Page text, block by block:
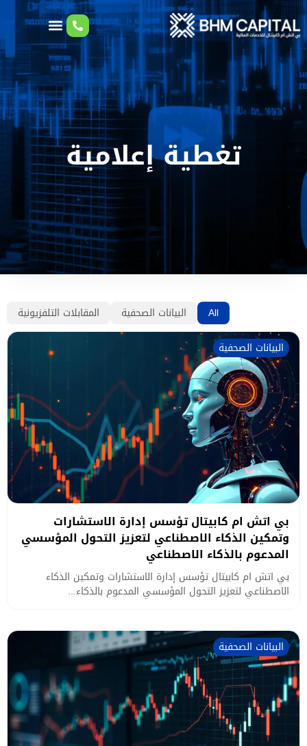
تغطية إعلامية
All البيانات الصحفية
المقابلات التلفزيونية
البيانات الصحفية
بي اتش ام كابيتال تؤسس إدارة الاستشارات
وتمكين الذكاء الاصطناعي لتعزيز التحول المؤسسي
المدعوم بالذكاء الاصطناعي
بي اتش ام كابيتال تؤسس إدارة الاستشارات وتمكين الذكاء
الاصطناعي لتعزيز التحول المؤسسي المدعوم بالذكاء...
البيانات الصحفية